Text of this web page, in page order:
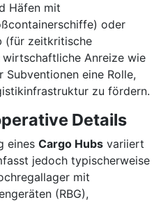
Häfen mit
oder
(für zeitkritische
Anreize wie
Subventionen eine Rolle,
zu fördern.
Details
eines Cargo Hubs variiert
jedoch typischerweise
mit
(RBG),